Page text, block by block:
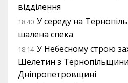
відділення
18:40 У середу на
шалена спека
18:14 У Небесному строю
Шелетин з
Дніпропетровщині